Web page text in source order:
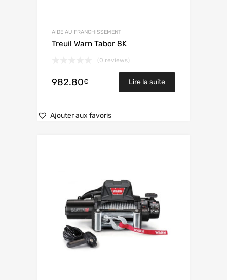
AIDE AU FRANCHISSEMENT
Treuil Warn Tabor 8K
(0 reviews)
982.80€ Lire la suite
Ajouter aux favoris